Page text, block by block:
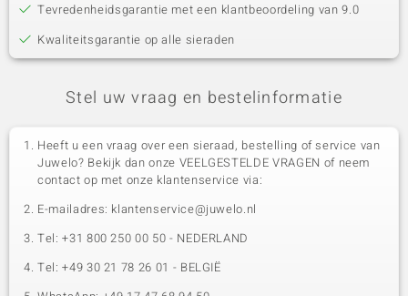
Tevredenheidsgarantie met een klantbeoordeling van 9.0
Kwaliteitsgarantie op alle sieraden
Stel uw vraag en bestelinformatie
Heeft u een vraag over een sieraad, bestelling of service van
Juwelo? Bekijk dan onze VEELGESTELDE VRAGEN of neem
contact op met onze klantenservice via:
E-mailadres: klantenservice@juwelo.nl
Tel: +31 800 250 00 50 - NEDERLAND
Tel: +49 30 21 78 26 01 - BELGIË